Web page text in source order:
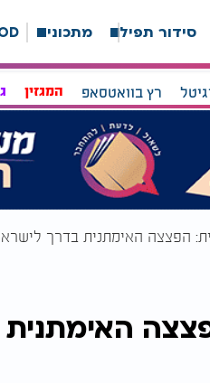
סידור תפילה מתכונים
רץ בוואטסאפ המגזין
הפצצה האימתנית בדרך